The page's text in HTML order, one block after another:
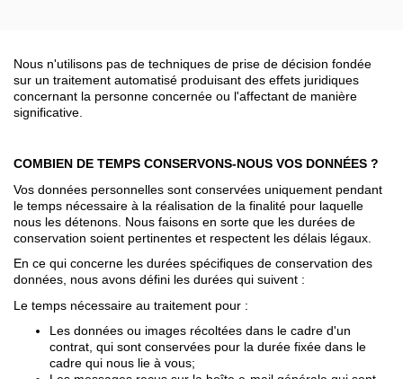
Nous n'utilisons pas de techniques de prise de décision fondée
sur un traitement automatisé produisant des effets juridiques
concernant la personne concernée ou l'affectant de manière
significative.
COMBIEN DE TEMPS CONSERVONS-NOUS VOS DONNÉES ?
Vos données personnelles sont conservées uniquement pendant
le temps nécessaire à la réalisation de la finalité pour laquelle
nous les détenons. Nous faisons en sorte que les durées de
conservation soient pertinentes et respectent les délais légaux.
En ce qui concerne les durées spécifiques de conservation des
données, nous avons défini les durées qui suivent :
Le temps nécessaire au traitement pour :
Les données ou images récoltées dans le cadre d'un
contrat, qui sont conservées pour la durée fixée dans le
cadre qui nous lie à vous;